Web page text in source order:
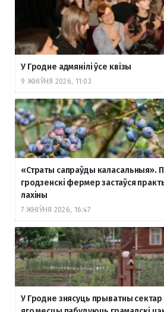
У Гродне адмянілі ўсе квізы
9 ЖНІЎНЯ 2026, 11:03
«Страты сапраўды каласальныя».
гродзенскі фермер застаўся
лахіны
7 ЖНІЎНЯ 2026, 16:47
У Гродне знясуць прыватны сектар